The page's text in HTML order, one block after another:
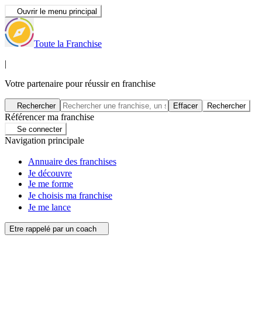
Ouvrir le menu principal
Toute la Franchise
|
Votre partenaire pour réussir en franchise
Rechercher Effacer Rechercher
Référencer ma franchise
Se connecter
Navigation principale
Annuaire des franchises
Je découvre
Je me forme
Je choisis ma franchise
Je me lance
Etre rappelé par un coach